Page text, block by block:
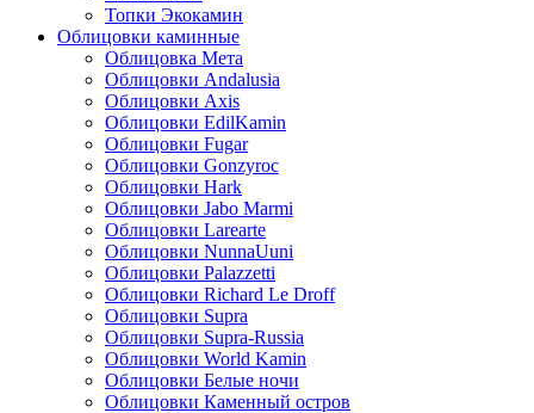
Топки Экокамин
Облицовки каминные
Облицовка Мета
Облицовки Andalusia
Облицовки Axis
Облицовки EdilKamin
Облицовки Fugar
Облицовки Gonzyroc
Облицовки Hark
Облицовки Jabo Marmi
Облицовки Larearte
Облицовки NunnaUuni
Облицовки Palazzetti
Облицовки Richard Le Droff
Облицовки Supra
Облицовки Supra-Russia
Облицовки World Kamin
Облицовки Белые ночи
Облицовки Каменный остров